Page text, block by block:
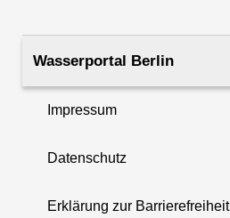
Filterunterkante
+
−
Wasserportal Berlin
Impressum
Datenschutz
Erklärung zur Barrierefreiheit